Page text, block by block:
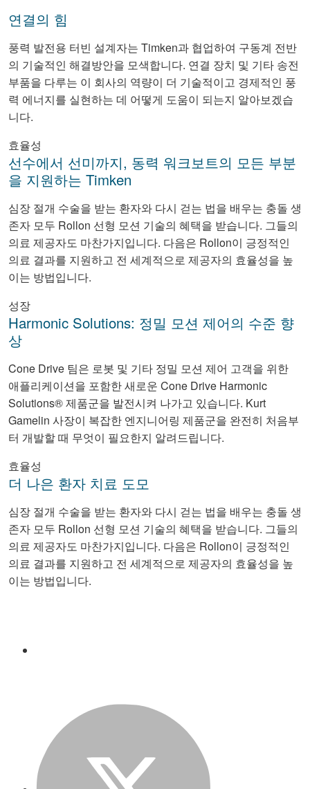
연결의 힘
풍력 발전용 터빈 설계자는 Timken과 협업하여 구동계 전반
의 기술적인 해결방안을 모색합니다. 연결 장치 및 기타 송전
부품을 다루는 이 회사의 역량이 더 기술적이고 경제적인 풍
력 에너지를 실현하는 데 어떻게 도움이 되는지 알아보겠습
니다.
효율성
선수에서 선미까지, 동력 워크보트의 모든 부분
을 지원하는 Timken
심장 절개 수술을 받는 환자와 다시 걷는 법을 배우는 충돌 생
존자 모두 Rollon 선형 모션 기술의 혜택을 받습니다. 그들의
의료 제공자도 마찬가지입니다. 다음은 Rollon이 긍정적인
의료 결과를 지원하고 전 세계적으로 제공자의 효율성을 높
이는 방법입니다.
성장
Harmonic Solutions: 정밀 모션 제어의 수준 향
상
Cone Drive 팀은 로봇 및 기타 정밀 모션 제어 고객을 위한
애플리케이션을 포함한 새로운 Cone Drive Harmonic
Solutions® 제품군을 발전시켜 나가고 있습니다. Kurt
Gamelin 사장이 복잡한 엔지니어링 제품군을 완전히 처음부
터 개발할 때 무엇이 필요한지 알려드립니다.
효율성
더 나은 환자 치료 도모
심장 절개 수술을 받는 환자와 다시 걷는 법을 배우는 충돌 생
존자 모두 Rollon 선형 모션 기술의 혜택을 받습니다. 그들의
의료 제공자도 마찬가지입니다. 다음은 Rollon이 긍정적인
의료 결과를 지원하고 전 세계적으로 제공자의 효율성을 높
이는 방법입니다.